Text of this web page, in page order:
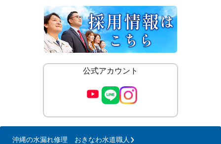
公式アカウント
沖縄の水漏れ修理 おきなわ水道職人